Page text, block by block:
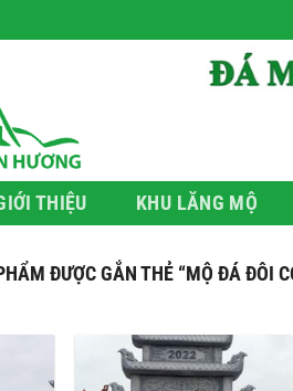
THIỆU KHU LĂNG MỘ
ĐƯỢC GẮN THẺ “MỘ ĐÁ ĐÔI